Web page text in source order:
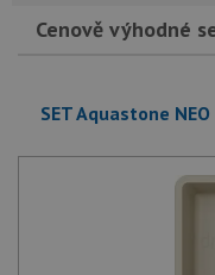
Cenově výhodné
SET Aquastone